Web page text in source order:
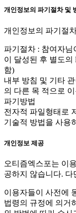
개인정보의 파기절차 및
개인정보의 파기절
파기절차 : 참여자
이 달성된 후 별도
함)
내부 방침 및 기타
의 다른 목 적으로
파기방법
전자적 파일형태로
기술적 방법을 사용
개인정보 제공
오티즘엑스포는 이
공하지 않습니다. 다
이용자들이 사전에
법령의 규정에 의거